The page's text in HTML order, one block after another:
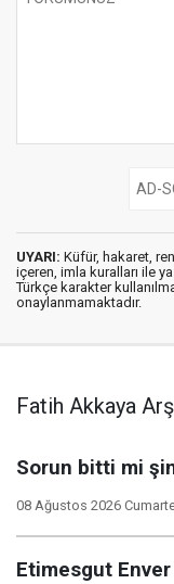
UYARI: Küfür, hakaret,
içeren, imla kuralları ile
Türkçe karakter
onaylanmamaktadır.
Fatih Akkaya
Sorun bitti mi
08 Ağustos 2026
Etimesgut Enver